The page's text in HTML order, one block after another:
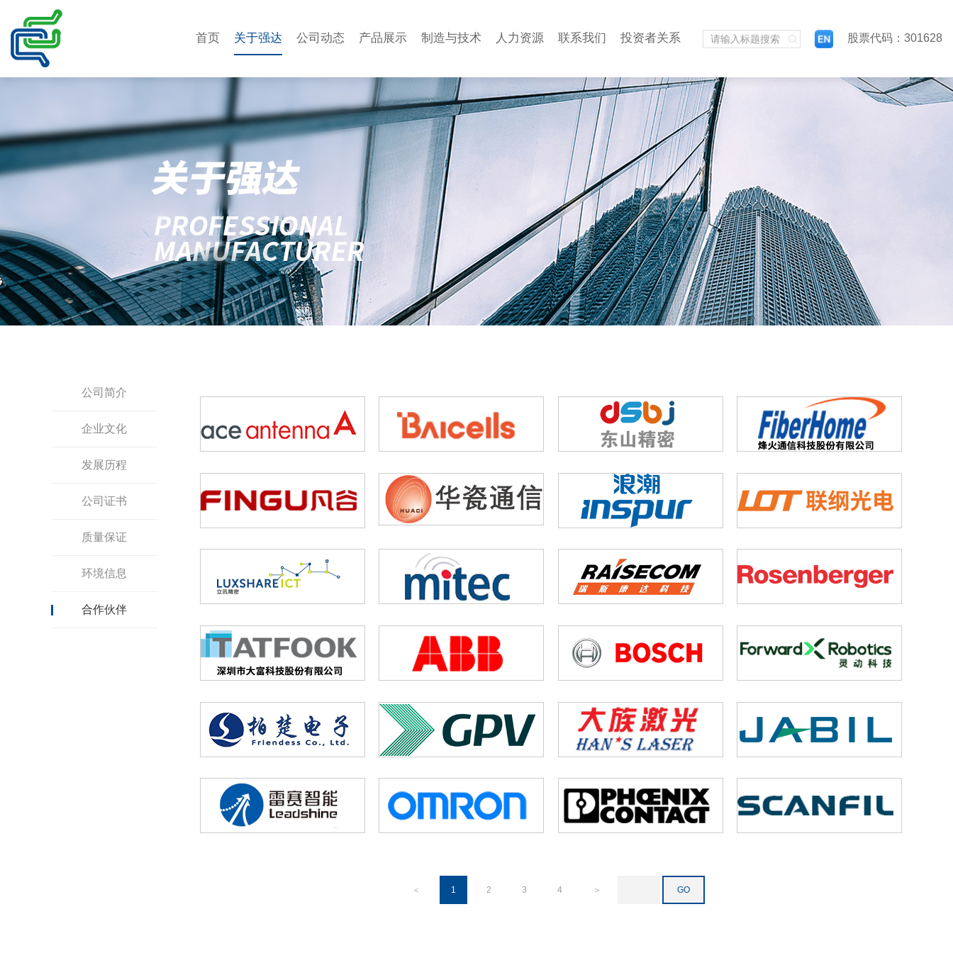
股票代码：301628
首页 关于强达 公司动态 产品展示 制造与技术 人力资源 联系我们 投资者关系
公司简介
企业文化
发展历程
公司证书
质量保证
环境信息
合作伙伴
＜ 1 2 3 4 ＞